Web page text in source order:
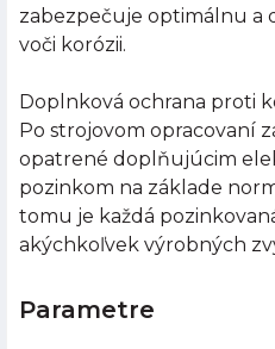
zabezpečuje optimálnu a
voči korózii.
Doplnková ochrana proti
Po strojovom opracovaní
opatrené doplňujúcim
pozinkom na základe
tomu je každá
akýchkoľvek výrobných
Parametre